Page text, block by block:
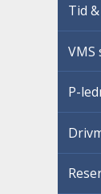
Tid
VMS
P-